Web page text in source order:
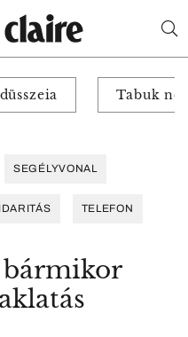
Tabuk
SEGÉLYVONAL
TELEFON